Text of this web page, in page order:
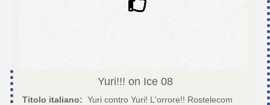
Yuri!!! on Ice08
Titolo italiano: Yuri contro Yuri! L'orrore!! Rostelecom